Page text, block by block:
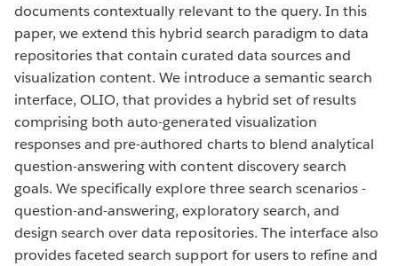
documents contextually relevant to the query. In this
paper, we extend this hybrid search paradigm to data
repositories that contain curated data sources and
visualization content. We introduce a semantic search
interface, OLIO, that provides a hybrid set of results
comprising both auto-generated visualization
responses and pre-authored charts to blend analytical
question-answering with content discovery search
goals. We specifically explore three search scenarios -
question-and-answering, exploratory search, and
design search over data repositories. The interface also
provides faceted search support for users to refine and